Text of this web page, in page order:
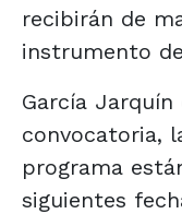
recibirán de
instrumento
García
convocatoria,
programa
siguientes